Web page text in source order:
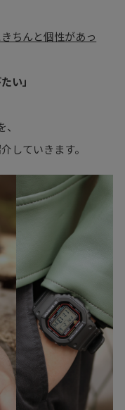
ちんと個性があっ
い」
していきます。